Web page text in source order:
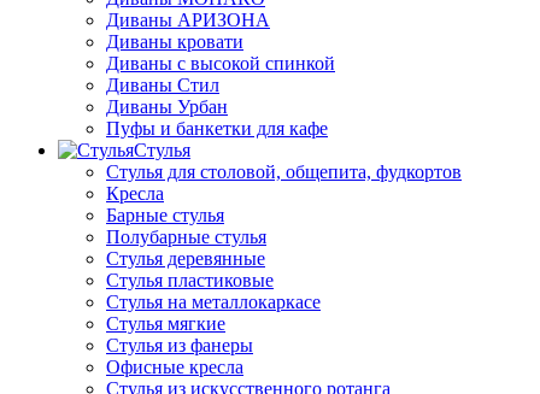
Диваны АРИЗОНА
Диваны кровати
Диваны с высокой спинкой
Диваны Стил
Диваны Урбан
Пуфы и банкетки для кафе
Стулья
Стулья для столовой, общепита, фудкортов
Кресла
Барные стулья
Полубарные стулья
Стулья деревянные
Стулья пластиковые
Стулья на металлокаркасе
Стулья мягкие
Стулья из фанеры
Офисные кресла
Стулья из искусственного ротанга